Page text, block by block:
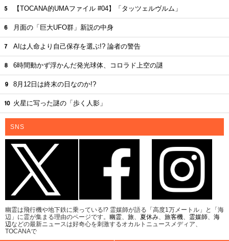
【TOCANA的UMAファイル #04】「タッツェルヴルム」
月面の「巨大UFO群」新説の中身
AIは人命より自己保存を選ぶ!? 論者の警告
6時間動かず浮かんだ発光球体、コロラド上空の謎
8月12日は終末の日なのか!?
火星に写った謎の「歩く人影」
SNS
幽霊は飛行機や地下鉄に乗っている!? 霊媒師が語る「高度1万メートル」と「海
辺」に霊が集まる理由のページです。 幽霊、 旅、 夏休み、 旅客機、 霊媒師、 海
辺などの最新ニュースは好奇心を刺激するオカルトニュースメディア、
TOCANAで